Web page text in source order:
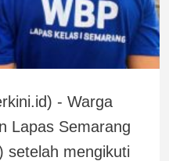
- Warga
Lapas Semarang
setelah mengikuti